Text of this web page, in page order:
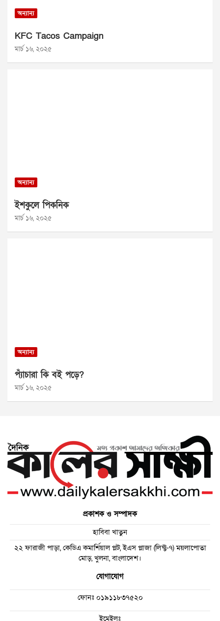
অন্যান্য
KFC Tacos Campaign
মার্চ ১৬, ২০২৫
অন্যান্য
ইশকুলে পিকনিক
মার্চ ১৬, ২০২৫
অন্যান্য
প্যাঁচারা কি বই পড়ে?
মার্চ ১৬, ২০২৫
প্রকাশক ও সম্পাদক
হাবিবা খাতুন
২২ ফারাজী পাড়া, কেডিএ কমার্শিয়াল প্লট, ইএস প্লাজা (লিফ্ট-৭) ময়লাপোতা
মোড়, খুলনা, বাংলাদেশ।
যোগাযোগ
ফোনঃ০১৯১১৮৩৭৫২০
ইমেইলঃ